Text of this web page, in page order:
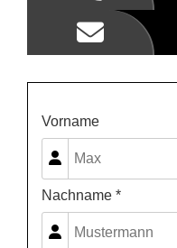
Vorname
Nachname *